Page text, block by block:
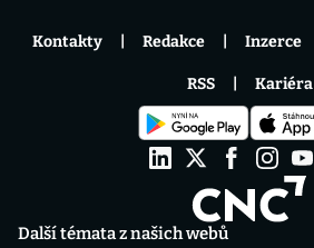
Další témata z našich webů
Kontakty Redakce Inzerce
RSS Kariéra